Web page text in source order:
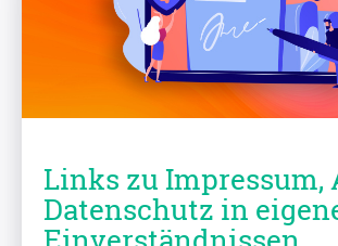
Links zu Impressum,
Datenschutz in